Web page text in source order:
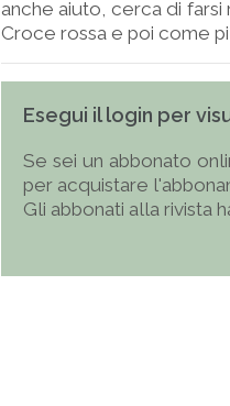
anche aiuto, cerca di
Croce rossa e poi come
Esegui il login per
Se sei un abbonato
per acquistare
Gli abbonati alla rivista